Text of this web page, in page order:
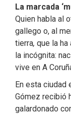
La marcada
Quien habla al
gallego o, al
tierra, que la
la incógnita:
vive en A
En esta ciudad
Gómez recibió
galardonado